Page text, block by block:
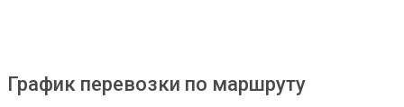
График перевозки по маршруту